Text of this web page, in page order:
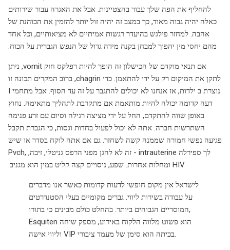
להחליף את הפה שלך עבור בהצטיינות. אבל את האגרה עבור שירותים
כאלה יהיה גבוה מאוד, כך במצב זה יהיה זול יותר להזמין את הכוהנת של
אהבה. למחזר פילגש בהיעדר רגשות אמיתיים לא מציאותיים, וכל אחד
מהם יחסי מין יהפוך למבחן בקנה מידה גדול של הנפש הגברית על הכוח.
אם תנאי מוקדם של הכישלון זה הופך להיות רפלקס חזק vomit, ניתן
לתקן את המיקום רק על ידי להתאמן. כדי chagrin, ברוב המקרים תכונה זו
דעה קדומה יכולה להיות מותאמת אם מתקרבת לתהליך מתאימה. נחוץ
באופן שווה להתקדם, החל על ידי מציצה רגילה וסיום עם זרע פנימה
השתרשות חברה. אתה לא יכול לפעול בחדות וגסות, כי הגברת תקבל
פגיעה נפשי חמורה שממנה קשה לשחזר. גם אם אתה לוקח בסדר או שיש
לך ספירלה intrauterine - זה לא להגן מפני הרפס גניטלי, זיבה, Pvch,
HIV ומחלות אחרות. שפע, ניסויים קצה קליט במין הוא מגניב.
לישראל אין מקום חופשי לדעות קדומות כאשר אנו מדברים
על עבודה בשירות ליווי. גברים מקומיים בעלי הסטנדרטים
המוסריים הגבוהים ביותר. בהחלט כולם מבינים כי בתורו,
Esquiten הוא פשוט מלווה הלקוח באירוע, מספק שיחה
וליווי אישה VIP בכיתה הוא סימן של מעמד ציבורי.